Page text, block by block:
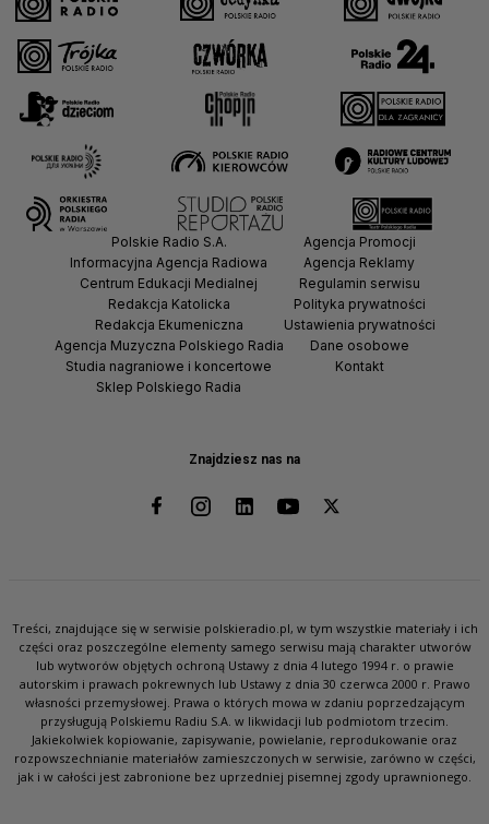
Znajdziesz nas na
Polskie Radio S.A.
Informacyjna Agencja Radiowa
Centrum Edukacji Medialnej
Redakcja Katolicka
Redakcja Ekumeniczna
Agencja Muzyczna Polskiego Radia
Studia nagraniowe i koncertowe
Sklep Polskiego Radia
Agencja Promocji
Agencja Reklamy
Regulamin serwisu
Polityka prywatności
Ustawienia prywatności
Dane osobowe
Kontakt
Treści, znajdujące się w serwisie polskieradio.pl, w tym wszystkie materiały i ich
części oraz poszczególne elementy samego serwisu mają charakter utworów
lub wytworów objętych ochroną Ustawy z dnia 4 lutego 1994 r. o prawie
autorskim i prawach pokrewnych lub Ustawy z dnia 30 czerwca 2000 r. Prawo
własności przemysłowej. Prawa o których mowa w zdaniu poprzedzającym
przysługują Polskiemu Radiu S.A. w likwidacji lub podmiotom trzecim.
Jakiekolwiek kopiowanie, zapisywanie, powielanie, reprodukowanie oraz
rozpowszechnianie materiałów zamieszczonych w serwisie, zarówno w części,
jak i w całości jest zabronione bez uprzedniej pisemnej zgody uprawnionego.